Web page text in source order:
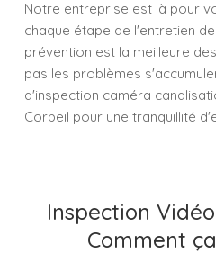
Notre entreprise est là pour
chaque étape de l'entretien
prévention est la meilleure
pas les problèmes
d'inspection caméra
Corbeil pour une tranquillité
Inspection
Comment